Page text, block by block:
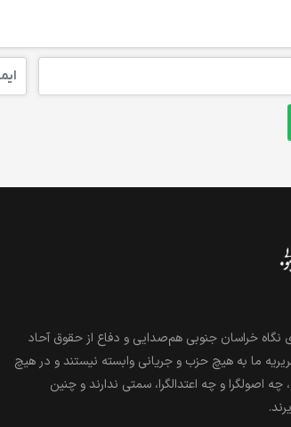
نگاه خراسان جنوبی هم‌صدایی و دفاع از حقوق آحاد
ما به هیچ حزب و جریانی وابسته نیستند و در هیچ
اصولگرا و چه اعتدالگرا، سمتی ندارند و چنین